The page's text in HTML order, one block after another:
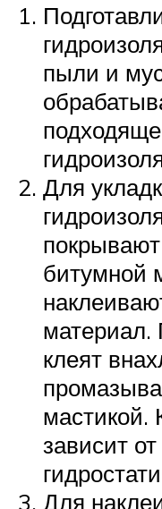
пыли и
Для
битумной
материал.
клеят
мастикой.
зависит
Для